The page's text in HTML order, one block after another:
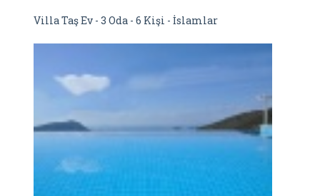
Villa Taş Ev - 3 Oda - 6 Kişi - İslamlar